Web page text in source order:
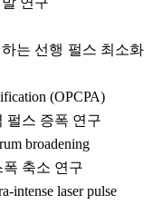
는 선행 펄스 최소화
(OPCPA)
펄스 증폭 연구
broadening
축소 연구
intense laser pulse